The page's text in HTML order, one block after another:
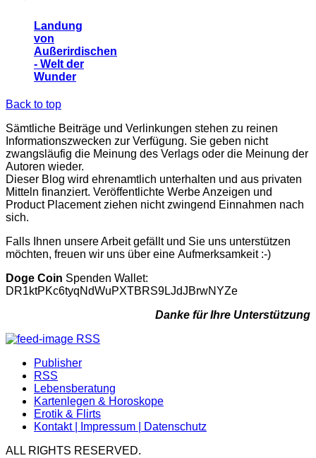
Landung
von
Außerirdischen
- Welt der
Wunder
Back to top
Sämtliche Beiträge und Verlinkungen stehen zu reinen
Informationszwecken zur Verfügung. Sie geben nicht
zwangsläufig die Meinung des Verlags oder die Meinung der
Autoren wieder.
Dieser Blog wird ehrenamtlich unterhalten und aus privaten
Mitteln finanziert. Veröffentlichte Werbe Anzeigen und
Product Placement ziehen nicht zwingend Einnahmen nach
sich.
Falls Ihnen unsere Arbeit gefällt und Sie uns unterstützen
möchten, freuen wir uns über eine Aufmerksamkeit :-)
Doge Coin Spenden Wallet:
DR1ktPKc6tyqNdWuPXTBRS9LJdJBrwNYZe
Danke für Ihre Unterstützung
RSS
Publisher
RSS
Lebensberatung
Kartenlegen & Horoskope
Erotik & Flirts
Kontakt | Impressum | Datenschutz
ALL RIGHTS RESERVED.